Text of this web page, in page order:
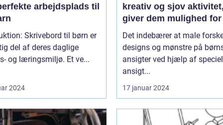
arbejdsplads til
til børn er
del af deres daglige
og læringsmiljø. Et ve...
2024
kreativ og sjov
giver dem mulighed for
udtrykke deres fantasi
personlighed
Det indebærer at male
designs og mønstre på
ansigter ved hjælp af
ansigt...
17 januar 2024